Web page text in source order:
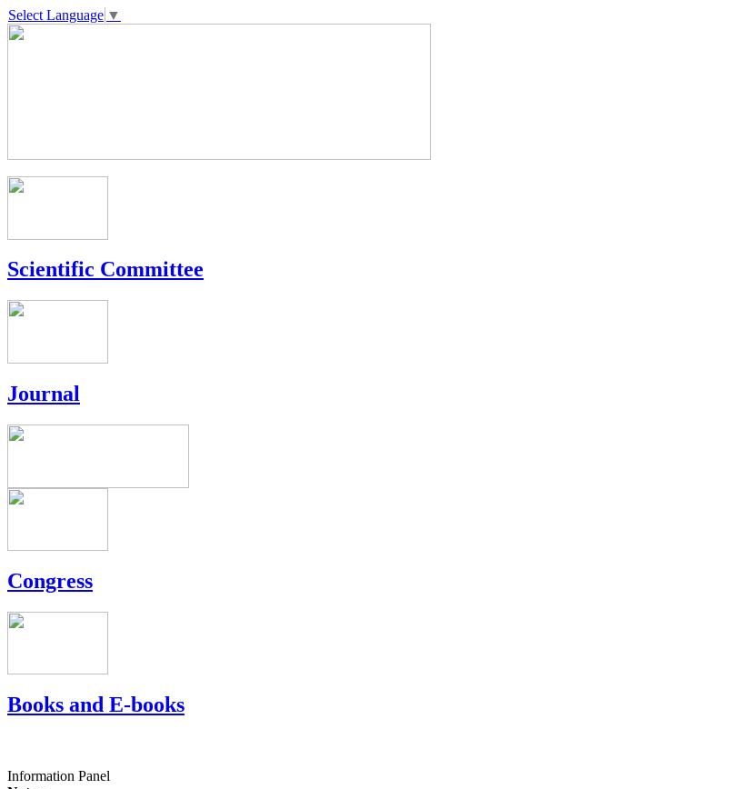
Select Language ▼
Scientific Committee
Journal
Congress
Books and E-books
Information Panel